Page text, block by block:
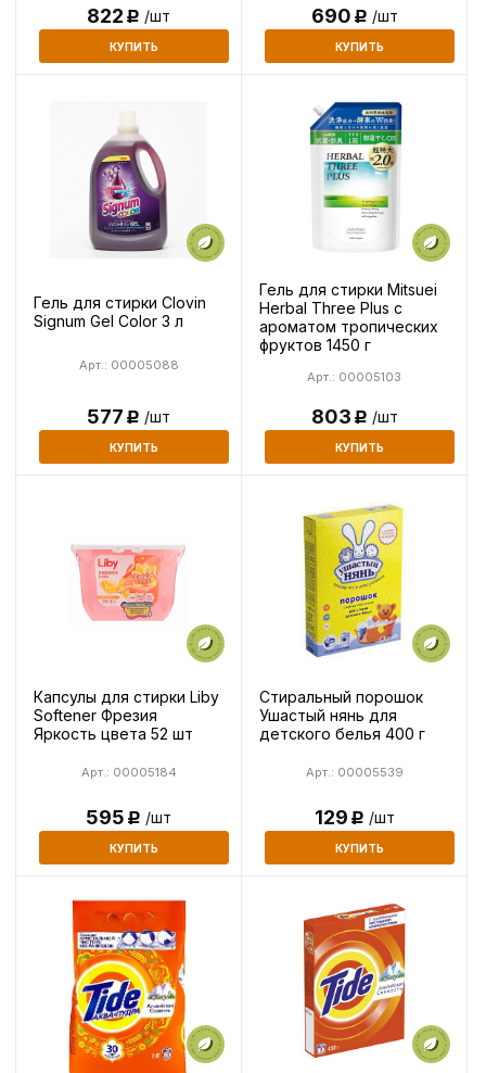
822Р /шт
КУПИТЬ
690Р /шт
КУПИТЬ
Гель для стирки Clovin
Signum Gel Color 3 л
Арт.: 00005088
577Р /шт
КУПИТЬ
Гель для стирки Мitsuei
Herbal Three Plus c
ароматом тропических
фруктов 1450 г
Арт.: 00005103
803Р /шт
КУПИТЬ
Капсулы для стирки Liby
Softener Фрезия
Яркость цвета 52 шт
Арт.: 00005184
595Р /шт
КУПИТЬ
Стиральный порошок
Ушастый нянь для
детского белья 400 г
Арт.: 00005539
129Р /шт
КУПИТЬ